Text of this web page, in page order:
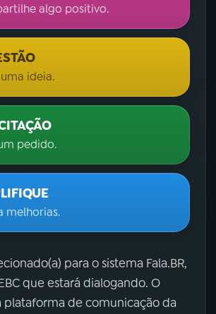
algo positivo.
ideia.
pedido.
melhorias.
para o sistema Fala.BR,
que estará dialogando. O
plataforma de comunicação da